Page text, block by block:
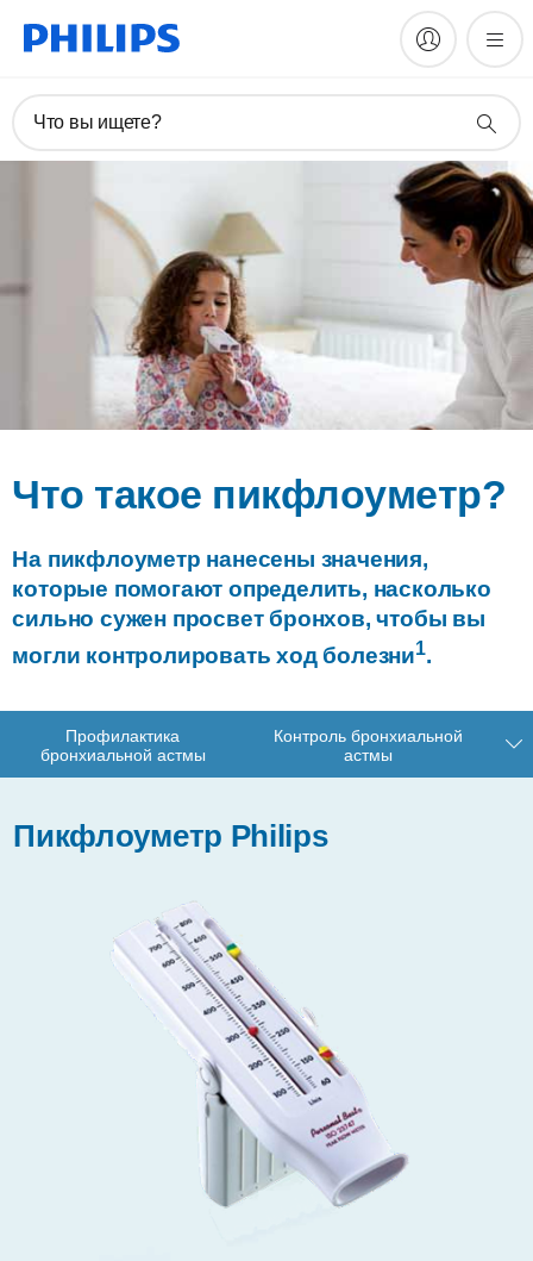
Что вы ищете?
Что такое пикфлоуметр?
На пикфлоуметр нанесены значения,
которые помогают определить, насколько
сильно сужен просвет бронхов, чтобы вы
могли контролировать ход болезни1.
Профилактика
бронхиальной астмы
Контроль бронхиальной
астмы
Пикфлоуметр Philips